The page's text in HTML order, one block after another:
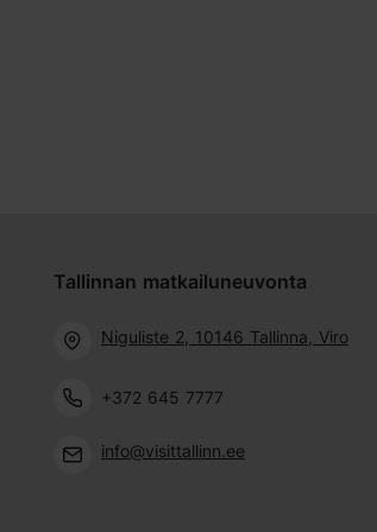
Tallinnan matkailuneuvonta
Niguliste 2, 10146 Tallinna, Viro
+372 645 7777
info@visittallinn.ee